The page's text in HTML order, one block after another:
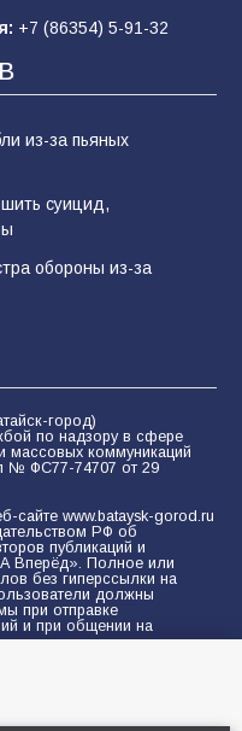
почему
— это
+7 (86354) 5-91-32
из-за пьяных
суицид,
обороны из-за
город)
по надзору в сфере
массовых коммуникаций
№ ФС77-74707 от 29
сайте www.bataysk-gorod.ru
РФ об
публикаций и
Вперёд». Полное или
без гиперссылки на
должны
при отправке
и при общении на
информации
данных с помощью